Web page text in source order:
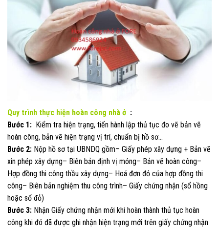
Quy trình thực hiện hoàn công nhà ở :
Bước 1: Kiểm tra hiện trạng, tiến hành lập thủ tục đo vẽ bản vẽ
hoàn công, bản vẽ hiện trạng vị trí, chuẩn bị hồ sơ…
Bước 2: Nộp hồ sơ tại UBNDQ gồm– Giấy phép xây dựng + Bản vẽ
xin phép xây dựng– Biên bản định vị móng– Bản vẽ hoàn công–
Hợp đồng thi công thầu xây dựng– Hoá đơn đỏ của hợp đồng thi
công– Biên bản nghiệm thu công trình– Giấy chứng nhận (sổ hồng
hoặc sổ đỏ)
Bước 3: Nhận Giấy chứng nhận mới khi hoàn thành thủ tục hoàn
công khi đó đã được ghi nhận hiện trạng mới trên giấy chứng nhận